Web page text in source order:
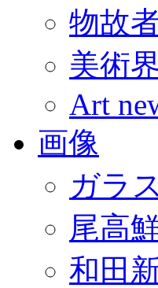
物故
美術
Art
画像
ガラ
尾高
和田